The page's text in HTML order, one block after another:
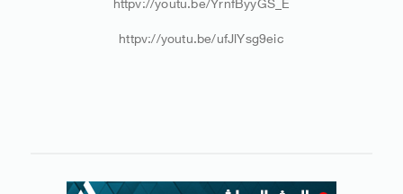
httpv://youtu.be/YrnfByyGS_E
httpv://youtu.be/ufJlYsg9eic